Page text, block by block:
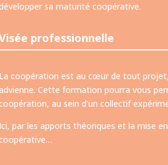
sa maturité coopérative.
professionnelle
La coopération est au cœur de tout
Cette formation pourra vous
au sein d’un collectif
Ici, par les apports théoriques et la mise